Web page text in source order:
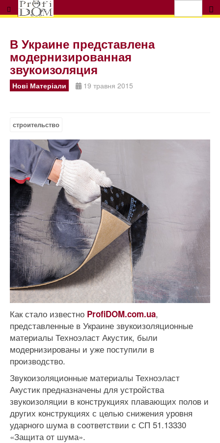
В Украине представлена
модернизированная
звукоизоляция
Нові Матеріали 19 травня 2015
строительство
Как стало известно ProfiDOM.com.ua,
представленные в Украине звукоизоляционные
материалы Техноэласт Акустик, были
модернизированы и уже поступили в
производство.
Звукоизоляционные материалы Техноэласт
Акустик предназначены для устройства
звукоизоляции в конструкциях плавающих полов и
других конструкциях с целью снижения уровня
ударного шума в соответствии с СП 51.13330
«Защита от шума».